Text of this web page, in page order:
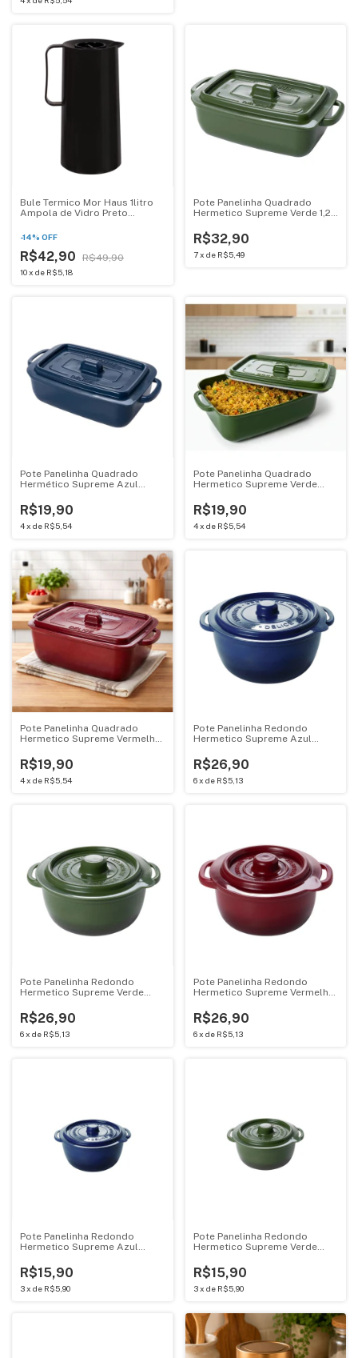
Bule Termico Mor Haus 1litro
Ampola de Vidro Preto
-14% OFF
R$42,90 R$49,90
10x de R$5,18
Pote Panelinha Quadrado
Hermetico Supreme Verde 1,2L
R$32,90
7 x de R$5,49
Pote Panelinha Quadrado
Hermético Supreme Azul
R$19,90
4x de R$5,54
Pote Panelinha Quadrado
Hermetico Supreme Verde
R$19,90
4 x de R$5,54
Pote Panelinha Quadrado
Hermetico Supreme Vermelha
R$19,90
4x de R$5,54
Pote Panelinha Redondo
Hermetico Supreme Azul
R$26,90
6 x de R$5,13
Pote Panelinha Redondo
Hermetico Supreme Verde
R$26,90
6x de R$5,13
Pote Panelinha Redondo
Hermetico Supreme Vermelha
R$26,90
6 x de R$5,13
Pote Panelinha Redondo
Hermetico Supreme Azul
R$15,90
3x de R$5,90
Pote Panelinha Redondo
Hermetico Supreme Verde
R$15,90
3 x de R$5,90